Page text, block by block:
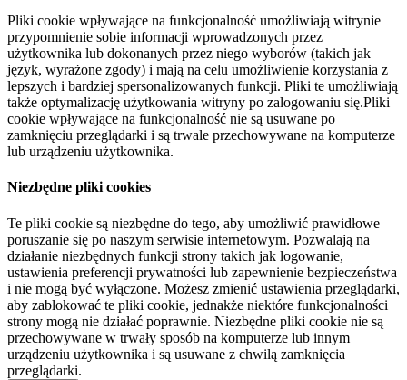
Pliki cookie wpływające na funkcjonalność umożliwiają witrynie
przypomnienie sobie informacji wprowadzonych przez
użytkownika lub dokonanych przez niego wyborów (takich jak
język, wyrażone zgody) i mają na celu umożliwienie korzystania z
lepszych i bardziej spersonalizowanych funkcji. Pliki te umożliwiają
także optymalizację użytkowania witryny po zalogowaniu się.Pliki
cookie wpływające na funkcjonalność nie są usuwane po
zamknięciu przeglądarki i są trwale przechowywane na komputerze
lub urządzeniu użytkownika.
Niezbędne pliki cookies
Te pliki cookie są niezbędne do tego, aby umożliwić prawidłowe
poruszanie się po naszym serwisie internetowym. Pozwalają na
działanie niezbędnych funkcji strony takich jak logowanie,
ustawienia preferencji prywatności lub zapewnienie bezpieczeństwa
i nie mogą być wyłączone. Możesz zmienić ustawienia przeglądarki,
aby zablokować te pliki cookie, jednakże niektóre funkcjonalności
strony mogą nie działać poprawnie. Niezbędne pliki cookie nie są
przechowywane w trwały sposób na komputerze lub innym
urządzeniu użytkownika i są usuwane z chwilą zamknięcia
przeglądarki.